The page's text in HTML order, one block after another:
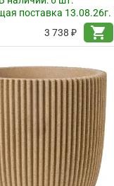
поставка 13.08.26г.
3 738 ₽
shopping_cart